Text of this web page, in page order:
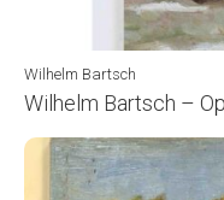
Wilhelm Bartsch
Wilhelm Bartsch –